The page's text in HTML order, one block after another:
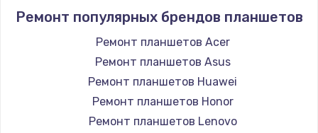
Устранение короткого замыкания
1400 руб.
Заказать
Восстановление после падения
2900 руб.
Ремонт популярных брендов планшетов
Ремонт планшетов Acer
Ремонт планшетов Asus
Ремонт планшетов Huawei
Ремонт планшетов Honor
Ремонт планшетов Lenovo